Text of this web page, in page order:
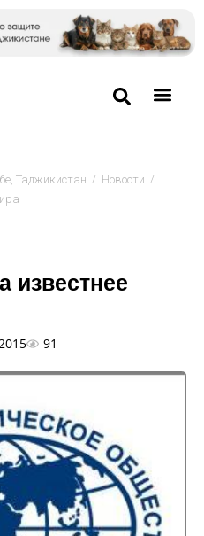
Таджикистан / Новости /
известнее
91